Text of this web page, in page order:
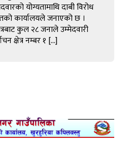
योग्यतामाथि दाबी विरोध
कार्यालयले जनाएको छ ।
कुल २८ जनाले उम्मेदवारी
क्षेत्र नम्बर १ […]